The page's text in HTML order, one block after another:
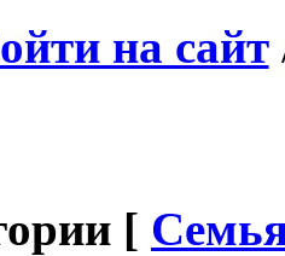
на сайт
[